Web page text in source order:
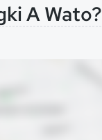
A Wato?